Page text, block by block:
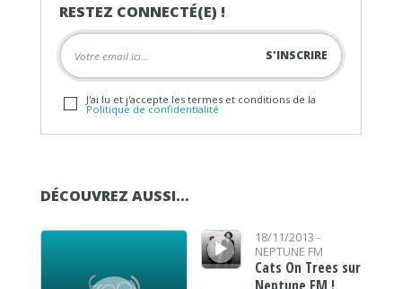
RESTEZ CONNECTÉ(E) !
J'ai lu et j'accepte les termes et conditions de la
Politique de confidentialité
DÉCOUVREZ AUSSI…
Lecteur audio
Lecteur audio18/11/2013 -
NEPTUNE FM
Cats On Trees sur
Neptune FM !